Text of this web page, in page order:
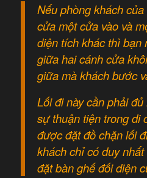
Nếu phòng khách
cửa một cửa vào và
diện tích khác thì bạn
giữa hai cánh cửa
giữa mà khách bước
Lối đi này cần phải
sự thuận tiện trong di
được đặt đồ chặn lối
khách chỉ có duy
đặt bàn ghế đối diện